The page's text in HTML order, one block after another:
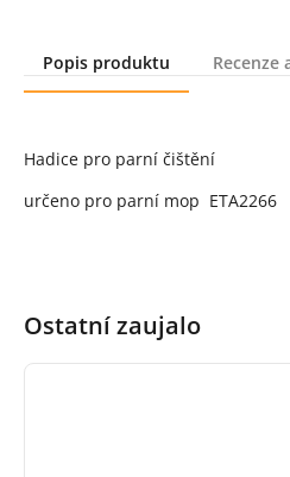
Popis produktu
Recenze
Hadice pro parní čištění
určeno pro parní mop ETA2266
Ostatní zaujalo